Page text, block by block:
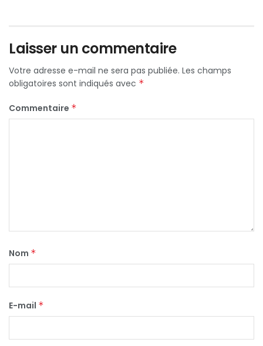
Laisser un commentaire
Votre adresse e-mail ne sera pas publiée. Les champs
obligatoires sont indiqués avec *
Commentaire *
Nom *
E-mail *